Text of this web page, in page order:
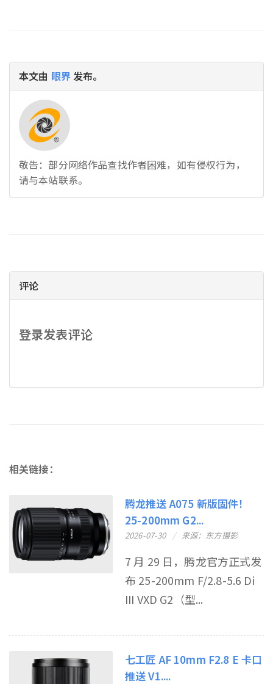
本文由 眼界 发布。
敬告：部分网络作品查找作者困难，如有侵权行为，
请与本站联系。
评论
登录发表评论
相关链接：
腾龙推送 A075 新版固件！
25-200mm G2...
2026-07-30 来源：东方摄影
7 月 29 日，腾龙官方正式发
布 25-200mm F/2.8-5.6 Di
III VXD G2（型...
七工匠 AF 10mm F2.8 E 卡口
推送 V1....